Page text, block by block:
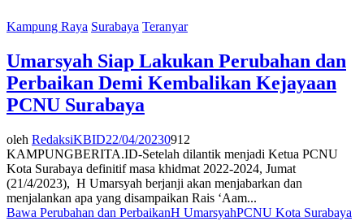
Kampung Raya Surabaya Teranyar
Umarsyah Siap Lakukan Perubahan dan
Perbaikan Demi Kembalikan Kejayaan
PCNU Surabaya
oleh RedaksiKBID22/04/20230912
KAMPUNGBERITA.ID-Setelah dilantik menjadi Ketua PCNU
Kota Surabaya definitif masa khidmat 2022-2024, Jumat
(21/4/2023), H Umarsyah berjanji akan menjabarkan dan
menjalankan apa yang disampaikan Rais ‘Aam...
Bawa Perubahan dan PerbaikanH UmarsyahPCNU Kota Surabaya